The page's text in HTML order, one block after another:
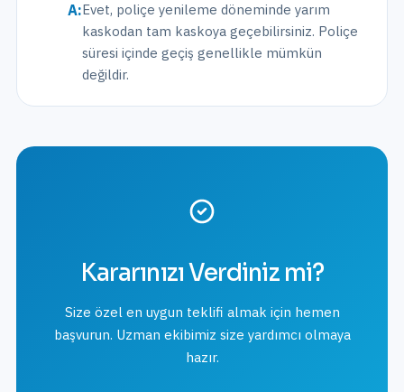
A:Evet, poliçe yenileme döneminde yarım
kaskodan tam kaskoya geçebilirsiniz. Poliçe
süresi içinde geçiş genellikle mümkün
değildir.
Kararınızı Verdiniz mi?
Size özel en uygun teklifi almak için hemen
başvurun. Uzman ekibimiz size yardımcı olmaya
hazır.